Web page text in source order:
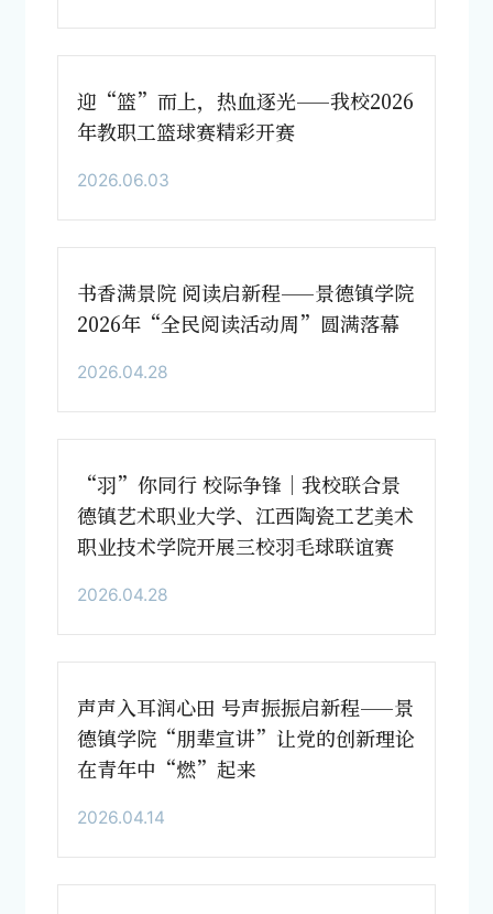
迎“篮”而上，热血逐光——我校2026
年教职工篮球赛精彩开赛
2026.06.03
书香满景院 阅读启新程——景德镇学院
2026年“全民阅读活动周”圆满落幕
2026.04.28
“羽”你同行 校际争锋｜我校联合景
德镇艺术职业大学、江西陶瓷工艺美术
职业技术学院开展三校羽毛球联谊赛
2026.04.28
声声入耳润心田 号声振振启新程——景
德镇学院“朋辈宣讲”让党的创新理论
在青年中“燃”起来
2026.04.14